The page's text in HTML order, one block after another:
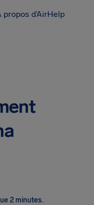
propos d’AirHelp
2 minutes.